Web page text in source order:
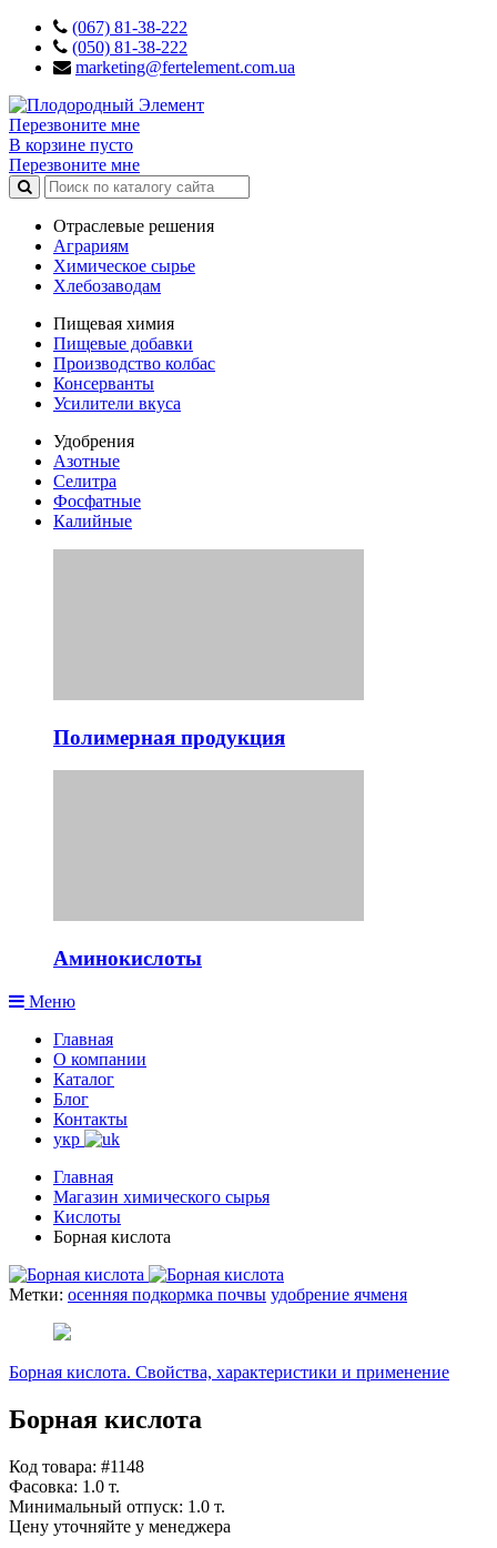
(067) 81-38-222
(050) 81-38-222
marketing@fertelement.com.ua
Перезвоните мне
В корзине пусто
Перезвоните мне
Отраслевые решения
Аграриям
Химическое сырье
Хлебозаводам
Пищевая химия
Пищевые добавки
Производство колбас
Консерванты
Усилители вкуса
Удобрения
Азотные
Селитра
Фосфатные
Калийные
Полимерная продукция
Аминокислоты
Меню
Главная
О компании
Каталог
Блог
Контакты
укр
Главная
Магазин химического сырья
Кислоты
Борная кислота
Метки: осенняя подкормка почвы удобрение ячменя
​Борная кислота. Свойства, характеристики и применение
Борная кислота
Код товара: #1148
Фасовка: 1.0 т.
Минимальный отпуск: 1.0 т.
Цену уточняйте у менеджера